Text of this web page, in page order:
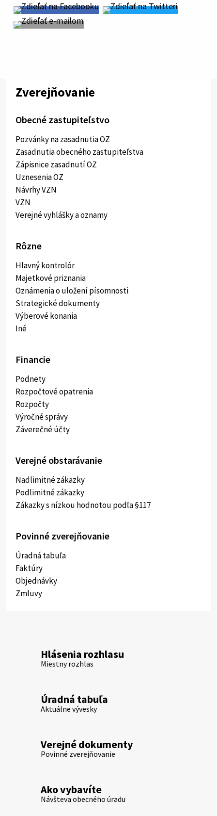
Zverejňovanie
Obecné zastupiteľstvo
Pozvánky na zasadnutia OZ
Zasadnutia obecného zastupiteľstva
Zápisnice zasadnutí OZ
Uznesenia OZ
Návrhy VZN
VZN
Verejné vyhlášky a oznamy
Rôzne
Hlavný kontrolór
Majetkové priznania
Oznámenia o uložení písomnosti
Strategické dokumenty
Výberové konania
Iné
Financie
Podnety
Rozpočtové opatrenia
Rozpočty
Výročné správy
Záverečné účty
Verejné obstarávanie
Nadlimitné zákazky
Podlimitné zákazky
Zákazky s nízkou hodnotou podľa §117
Povinné zverejňovanie
Úradná tabuľa
Faktúry
Objednávky
Zmluvy
Hlásenia rozhlasu
Miestny rozhlas
Úradná tabuľa
Aktuálne vývesky
Verejné dokumenty
Povinné zverejňovanie
Ako vybavíte
Návšteva obecného úradu